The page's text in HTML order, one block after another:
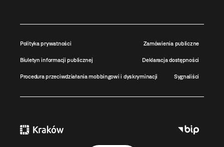
Polityka prywatności Zamówienia publiczne
Biuletyn informacji publicznej Deklaracja dostępności
Procedura przeciwdziałania mobbingowi i dyskryminacji Sygnaliści